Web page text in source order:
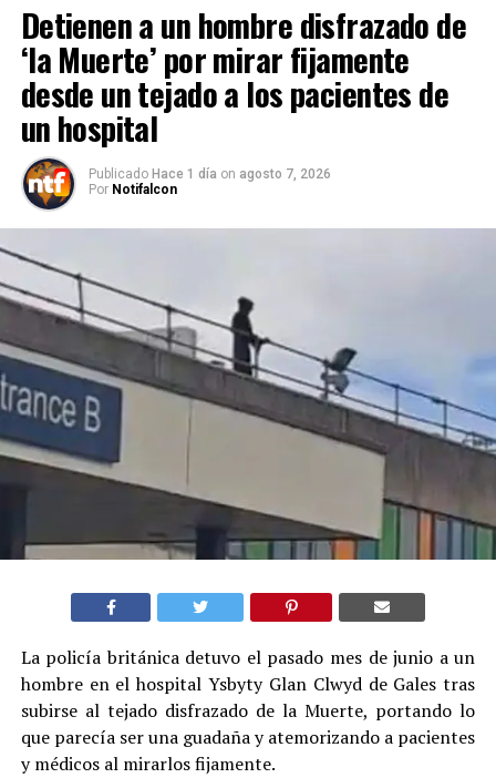
Detienen a un hombre disfrazado de
‘la Muerte’ por mirar fijamente
desde un tejado a los pacientes de
un hospital
Publicado Hace 1 día on agosto 7, 2026
Por Notifalcon
La policía británica detuvo el pasado mes de junio a un
hombre en el hospital Ysbyty Glan Clwyd de Gales tras
subirse al tejado disfrazado de la Muerte, portando lo
que parecía ser una guadaña y atemorizando a pacientes
y médicos al mirarlos fijamente.